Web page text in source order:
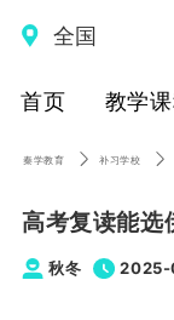
全国
首页 教学
秦学教育 补习学校
高考复读能选
秋冬